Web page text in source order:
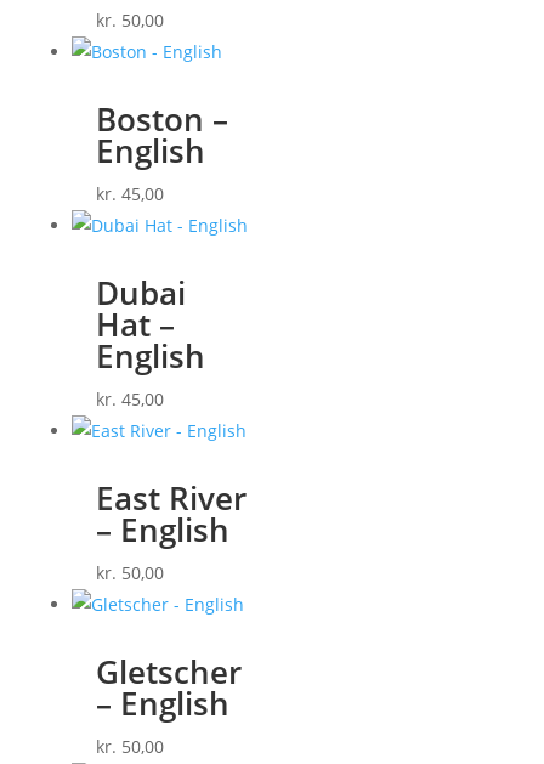
kr. 50,00
Boston –
English
kr. 45,00
Dubai
Hat –
English
kr. 45,00
East River
– English
kr. 50,00
Gletscher
– English
kr. 50,00